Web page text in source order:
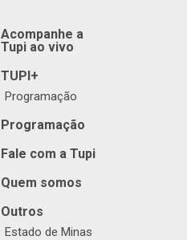
Acompanhe a
Tupi ao vivo
TUPI+
Programação
Programação
Fale com a Tupi
Quem somos
Outros
Estado de Minas